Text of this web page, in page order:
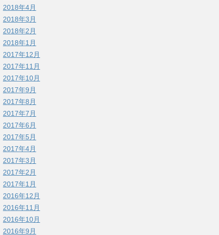
2018年4月
2018年3月
2018年2月
2018年1月
2017年12月
2017年11月
2017年10月
2017年9月
2017年8月
2017年7月
2017年6月
2017年5月
2017年4月
2017年3月
2017年2月
2017年1月
2016年12月
2016年11月
2016年10月
2016年9月